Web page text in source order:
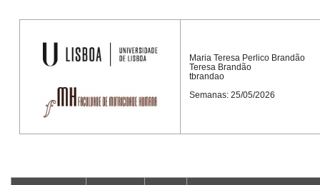
Maria Teresa Perlico Brandão
Teresa Brandão
tbrandao
Semanas: 25/05/2026